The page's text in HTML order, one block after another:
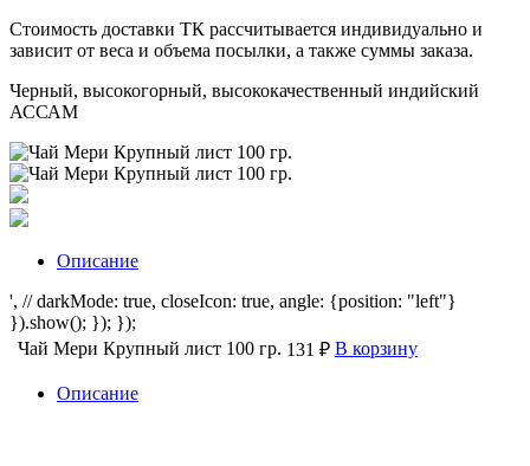
Стоимость доставки ТК рассчитывается индивидуально и
зависит от веса и объема посылки, а также суммы заказа.
Черный, высокогорный, высококачественный индийский
АССАМ
Описание
', // darkMode: true, closeIcon: true, angle: {position: "left"}
}).show(); }); });
Чай Мери Крупный лист 100 гр. 131 ₽ В корзину
Описание